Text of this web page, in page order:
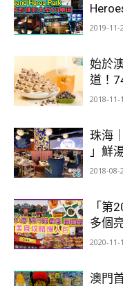
2019-11-
始於
道！
2018-11-
珠海
」鮮
2018-08-
「第
多個
2020-11-
澳門